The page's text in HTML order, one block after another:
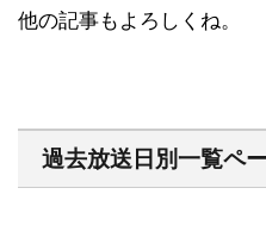
他の記事もよろしくね。
過去放送日別一覧ペ